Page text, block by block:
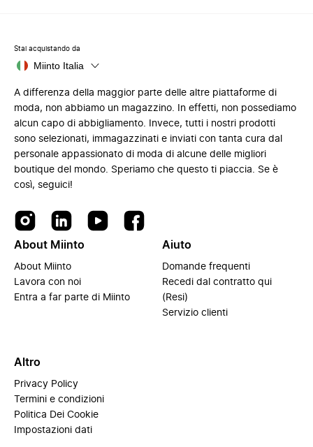
Stai acquistando da
Miinto Italia
A differenza della maggior parte delle altre piattaforme di
moda, non abbiamo un magazzino. In effetti, non possediamo
alcun capo di abbigliamento. Invece, tutti i nostri prodotti
sono selezionati, immagazzinati e inviati con tanta cura dal
personale appassionato di moda di alcune delle migliori
boutique del mondo. Speriamo che questo ti piaccia. Se è
così, seguici!
About Miinto
About Miinto
Lavora con noi
Entra a far parte di Miinto
Aiuto
Domande frequenti
Recedi dal contratto qui
(Resi)
Servizio clienti
Altro
Privacy Policy
Termini e condizioni
Politica Dei Cookie
Impostazioni dati